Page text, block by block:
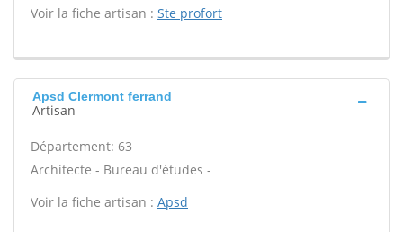
Voir la fiche artisan : Ste profort
Apsd Clermont ferrand
Artisan
Département: 63
Architecte - Bureau d'études -
Voir la fiche artisan : Apsd